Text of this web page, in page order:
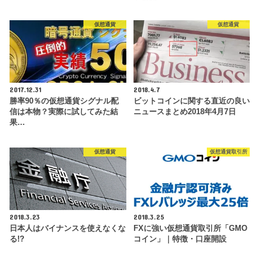
仮想通貨
2017.12.31
勝率90％の仮想通貨シグナル配
信は本物？実際に試してみた結
果…
仮想通貨
2018.4.7
ビットコインに関する直近の良い
ニュースまとめ2018年4月7日
仮想通貨
2018.3.23
日本人はバイナンスを使えなくな
る!?
仮想通貨取引所
2018.3.25
FXに強い仮想通貨取引所「GMO
コイン」｜特徴・口座開設